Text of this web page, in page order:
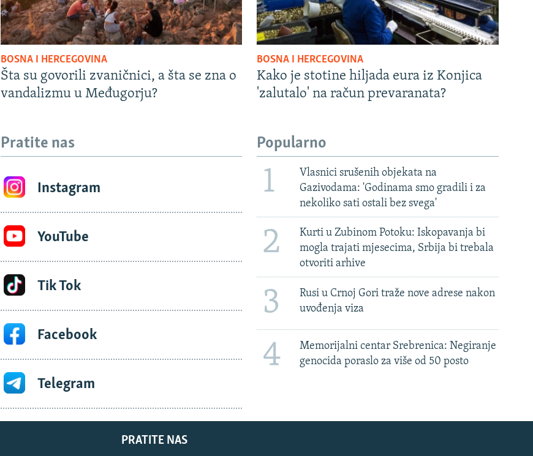
BOSNA I HERCEGOVINA
Šta su govorili zvaničnici, a šta se zna o
vandalizmu u Međugorju?
BOSNA I HERCEGOVINA
Kako je stotine hiljada eura iz Konjica
'zalutalo' na račun prevaranata?
Pratite nas
Instagram
YouTube
Tik Tok
Facebook
Telegram
Popularno
1
Vlasnici srušenih objekata na
Gazivodama: 'Godinama smo gradili i za
nekoliko sati ostali bez svega'
2
Kurti u Zubinom Potoku: Iskopavanja bi
mogla trajati mjesecima, Srbija bi trebala
otvoriti arhive
3
Rusi u Crnoj Gori traže nove adrese nakon
uvođenja viza
4
Memorijalni centar Srebrenica: Negiranje
genocida poraslo za više od 50 posto
PRATITE NAS